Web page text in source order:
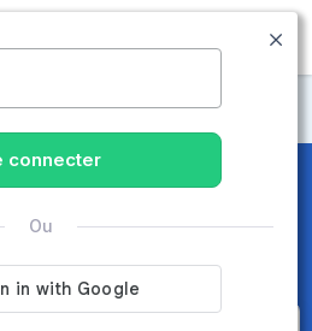
MENU
Tarn-et-Garonne
et EHPAD
Quercy (82150)
connecter
Ou